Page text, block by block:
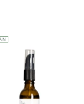
CLÉMENCE &
VIVIEN